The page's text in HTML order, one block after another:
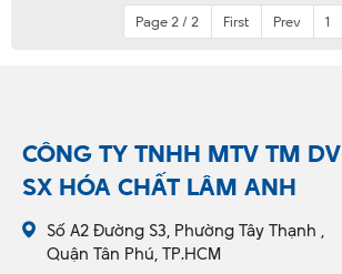
Page 2 / 2 First Prev 1
CÔNG TY TNHH MTV TM DV
SX HÓA CHẤT LÂM ANH
Số A2 Đường S3, Phường Tây Thạnh ,
Quận Tân Phú, TP.HCM